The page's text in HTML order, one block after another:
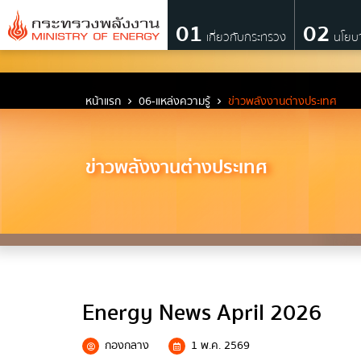
01 เกี่ยวกับกระทรวง 02 นโย
เกี่ยวกับกระทรวง
ประวัติกระทรวงพลังงาน
ผู้บริหารเทคโนโลยีสารสนเทศระดับสูง
เจตจำนงสุจริตของผู้บริหาร
การมีส่วนร่วมของผู้บริหาร
หน้าแรก 06-แหล่งความรู้ ข่าวพลังงานต่างประเทศ
ข่าวพลังงานต่างประเทศ
Energy News April 2026
กองกลาง 1 พ.ค. 2569